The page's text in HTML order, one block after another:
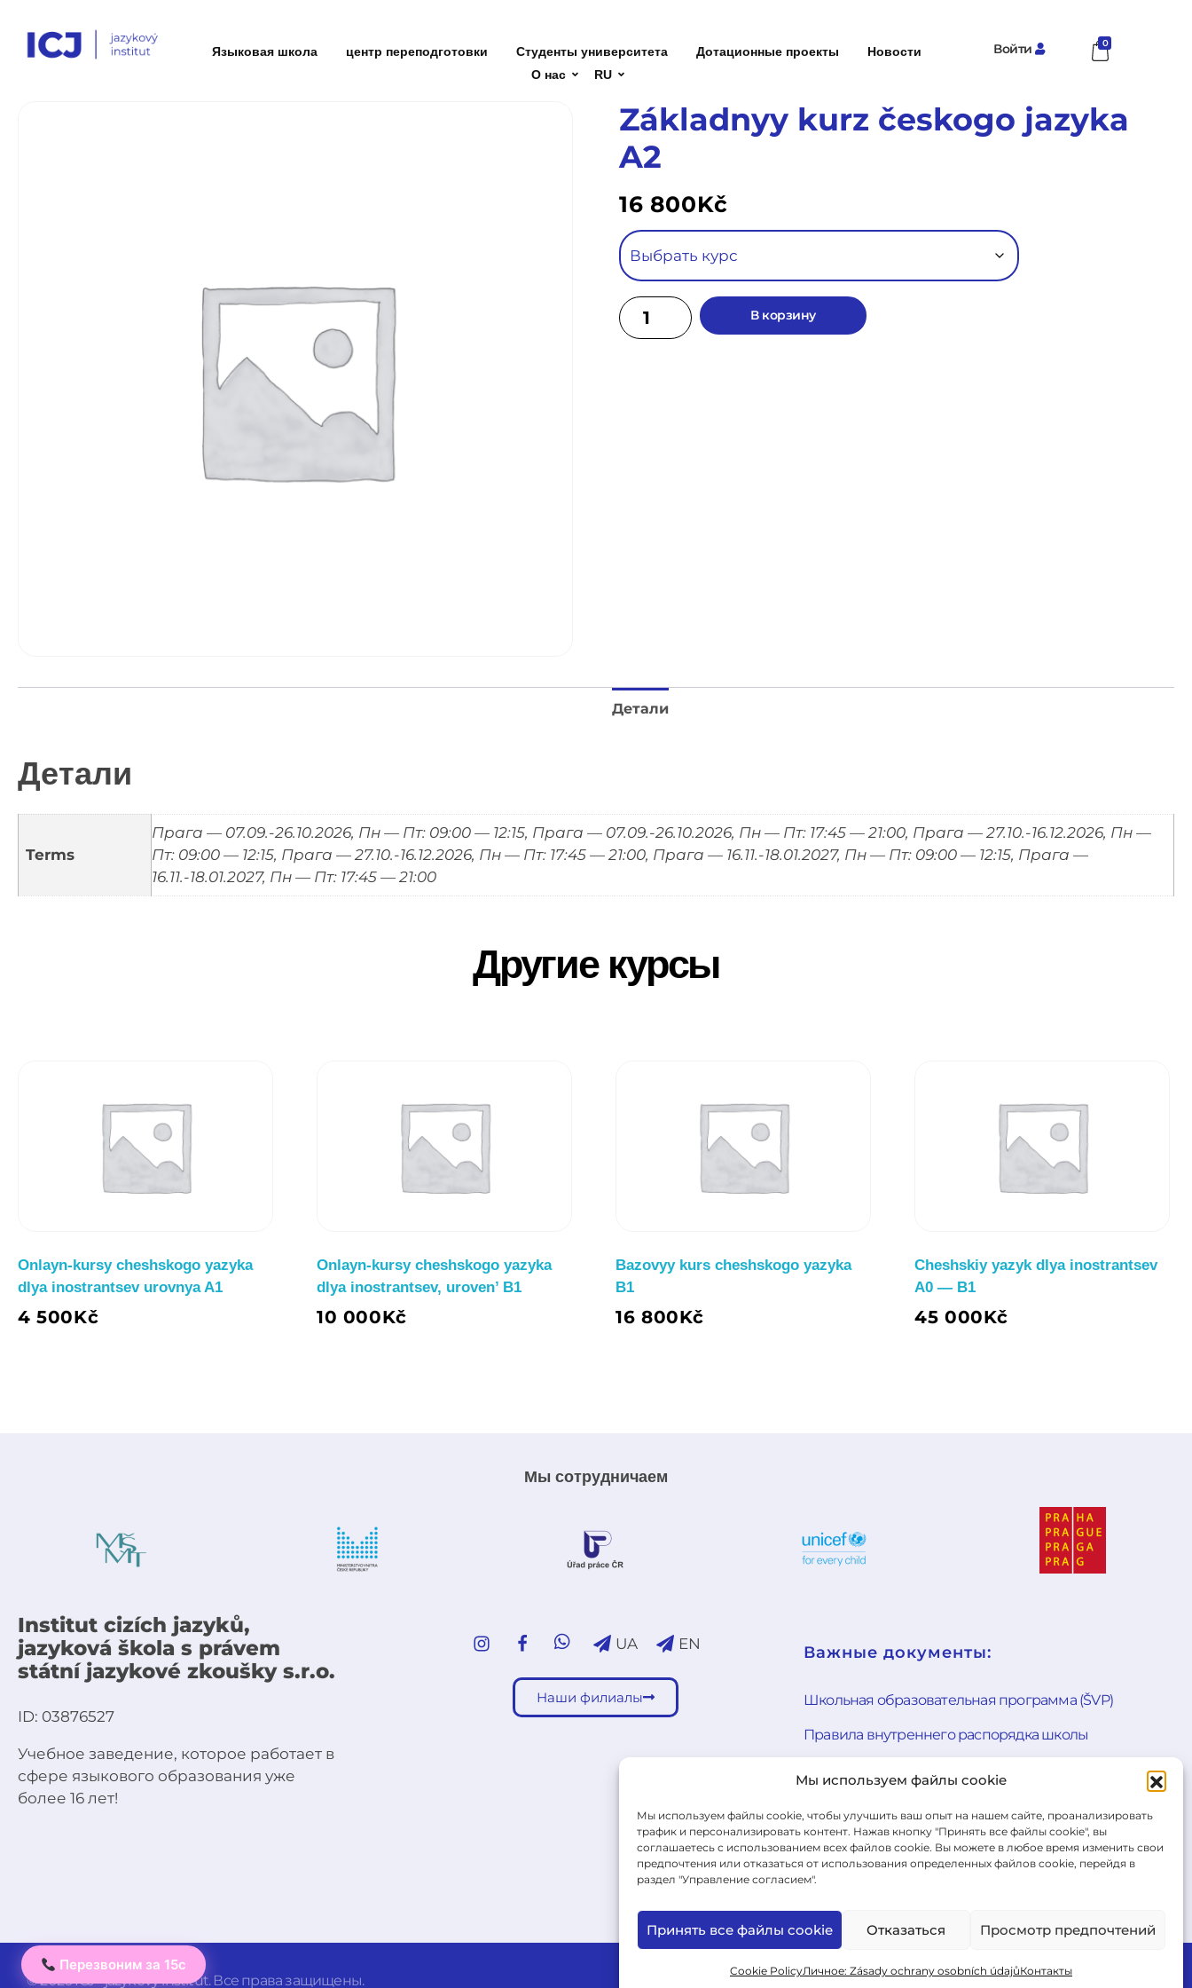
Мы используем файлы cookie
Мы используем файлы cookie, чтобы улучшить ваш опыт на нашем сайте, проанализировать
трафик и персонализировать контент. Нажав кнопку "Принять все файлы cookie", вы
соглашаетесь с использованием всех файлов cookie. Вы можете в любое время изменить свои
предпочтения или отказаться от использования определенных файлов cookie, перейдя в
раздел "Управление согласием".
Принять все файлы cookie Отказаться Просмотр предпочтений
Cookie PolicyЛичное: Zásady ochrany osobních údajůКонтакты
Перезвоним за 15с
Языковая школа центр переподготовки Студенты университета Дотационные проекты
Новости
О нас
RU
Войти 0
Základnyy kurz českogo jazyka
A2
16 800Kč
В корзину
Детали
Детали
Terms
Прага — 07.09.-26.10.2026, Пн — Пт: 09:00 — 12:15, Прага — 07.09.-26.10.2026, Пн — Пт: 17:45 — 21:00, Прага — 27.10.-16.12.2026, Пн —
Пт: 09:00 — 12:15, Прага — 27.10.-16.12.2026, Пн — Пт: 17:45 — 21:00, Прага — 16.11.-18.01.2027, Пн — Пт: 09:00 — 12:15, Прага —
16.11.-18.01.2027, Пн — Пт: 17:45 — 21:00
Другие курсы
Onlayn-kursy cheshskogo yazyka
dlya inostrantsev urovnya A1
4 500Kč
Onlayn-kursy cheshskogo yazyka
dlya inostrantsev, uroven’ B1
10 000Kč
Bazovyy kurs cheshskogo yazyka
B1
16 800Kč
Cheshskiy yazyk dlya inostrantsev
A0 — B1
45 000Kč
Мы сотрудничаем
Institut cizích jazyků,
jazyková škola s právem
státní jazykové zkoušky s.r.o.
ID: 03876527
Учебное заведение, которое работает в
сфере языкового образования уже
более 16 лет!
UA EN
Наши филиалы
Важные документы:
Школьная образовательная программа (ŠVP)
Правила внутреннего распорядка школы
Cookie Policy
Политика конфиденциальности
Правила проведения экзаменов
© 2026 ICJ - jazykový institut. Все права защищены.
Ahoj